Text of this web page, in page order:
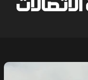
الاتصالات